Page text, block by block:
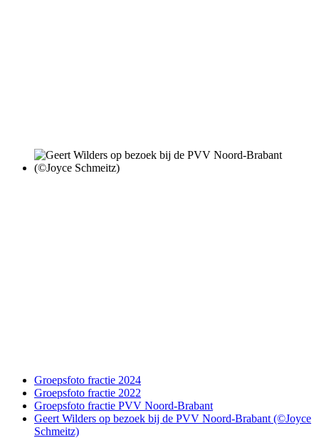
Groepsfoto fractie 2024
Groepsfoto fractie 2022
Groepsfoto fractie PVV Noord-Brabant
Geert Wilders op bezoek bij de PVV Noord-Brabant (©Joyce
Schmeitz)